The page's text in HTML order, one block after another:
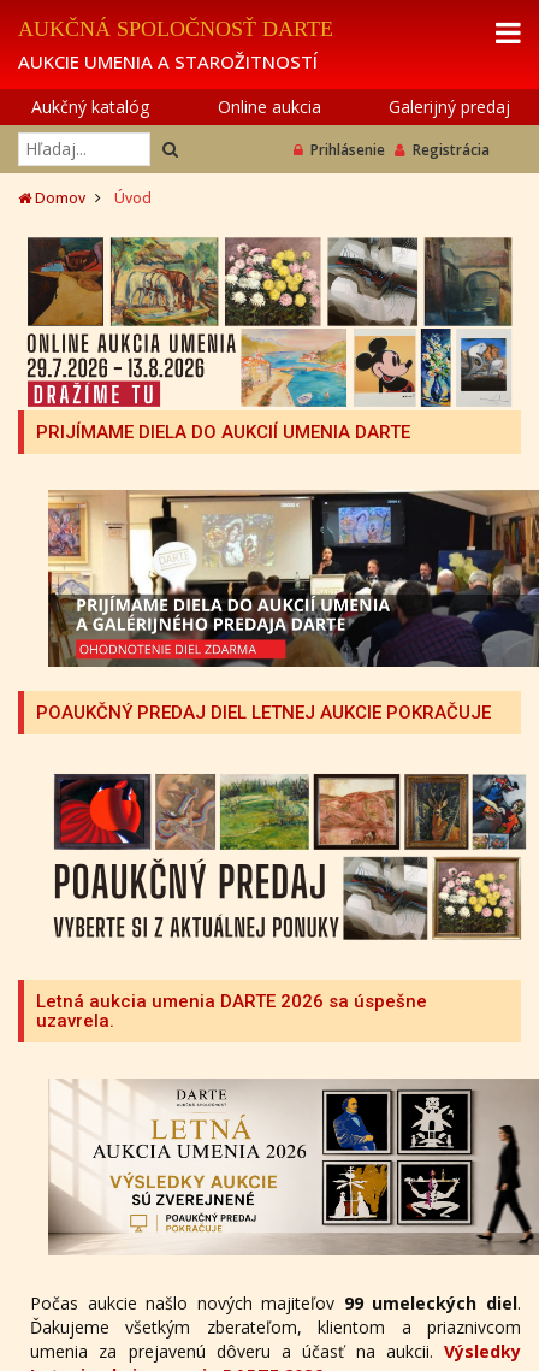
AUKČNÁ SPOLOČNOSŤ DARTE
AUKCIE UMENIA A STAROŽITNOSTÍ
Aukčný katalóg Online aukcia Galerijný predaj
Prihlásenie Registrácia
Domov Úvod
PRIJÍMAME DIELA DO AUKCIÍ UMENIA DARTE
POAUKČNÝ PREDAJ DIEL LETNEJ AUKCIE POKRAČUJE
Letná aukcia umenia DARTE 2026 sa úspešne
uzavrela.
Počas aukcie našlo nových majiteľov 99 umeleckých diel.
Ďakujeme všetkým zberateľom, klientom a priaznivcom
umenia za prejavenú dôveru a účasť na aukcii. Výsledky